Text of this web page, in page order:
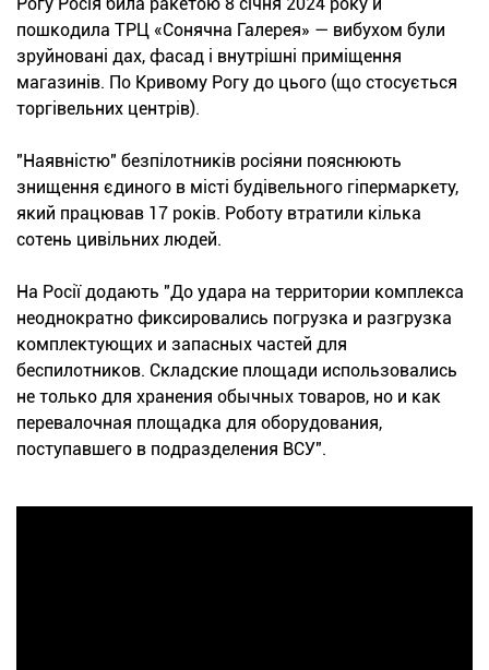
пошкодила ТРЦ «Сонячна Галерея» — вибухом були
зруйновані дах, фасад і внутрішні приміщення
магазинів. По Кривому Рогу до цього (що стосується
торгівельних центрів).
"Наявністю" безпілотників росіяни пояснюють
знищення єдиного в місті будівельного гіпермаркету,
який працював 17 років. Роботу втратили кілька
сотень цивільних людей.
На Росії додають "До удара на территории комплекса
неоднократно фиксировались погрузка и разгрузка
комплектующих и запасных частей для
беспилотников. Складские площади использовались
не только для хранения обычных товаров, но и как
перевалочная площадка для оборудования,
поступавшего в подразделения ВСУ".